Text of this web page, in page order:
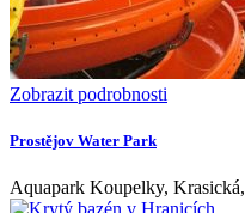
Zobrazit podrobnosti
Prostějov Water Park
Aquapark Koupelky,